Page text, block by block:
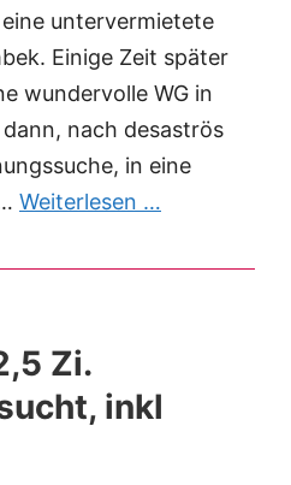
untervermietete
Einige Zeit später
wundervolle WG in
nach desaströs
in eine
Weiterlesen …
Zi.
inkl